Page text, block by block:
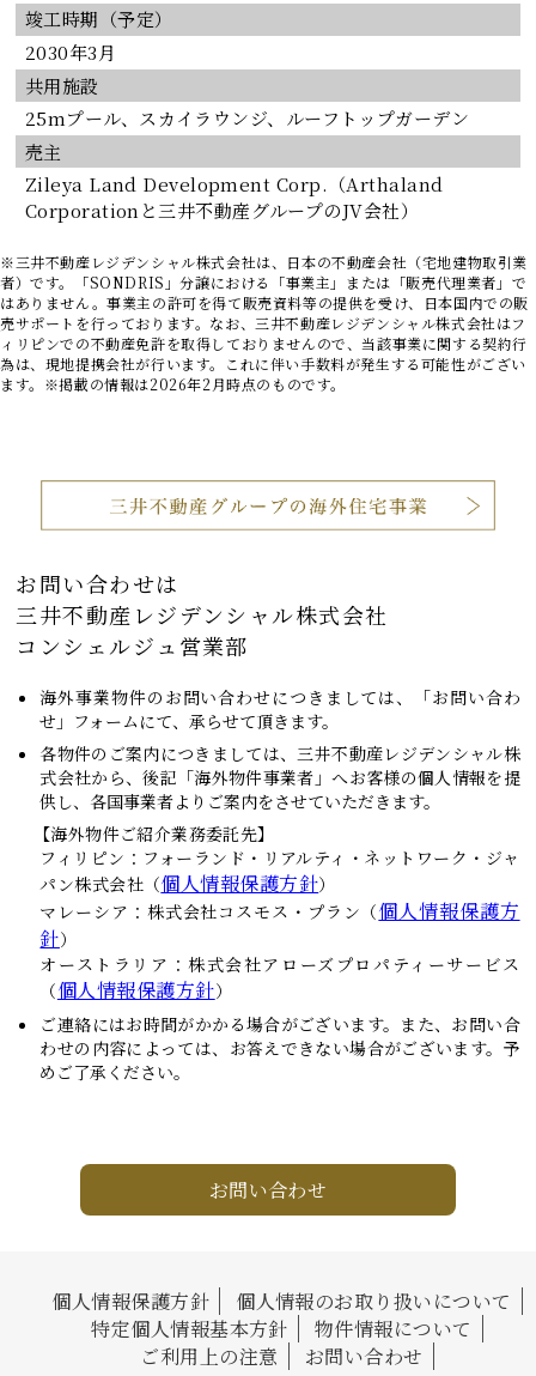
竣工時期（予定）
2030年3月
共用施設
25mプール、スカイラウンジ、ルーフトップガーデン
売主
Zileya Land Development Corp.（Arthaland
Corporationと三井不動産グループのJV会社）
※三井不動産レジデンシャル株式会社は、日本の不動産会社（宅地建物取引業
者）です。「SONDRIS」分譲における「事業主」または「販売代理業者」で
はありません。事業主の許可を得て販売資料等の提供を受け、日本国内での販
売サポートを行っております。なお、三井不動産レジデンシャル株式会社はフ
ィリピンでの不動産免許を取得しておりませんので、当該事業に関する契約行
為は、現地提携会社が行います。これに伴い手数料が発生する可能性がござい
ます。※掲載の情報は2026年2月時点のものです。
お問い合わせは
三井不動産レジデンシャル株式会社
コンシェルジュ営業部
海外事業物件のお問い合わせにつきましては、「お問い合わ
せ」フォームにて、承らせて頂きます。
各物件のご案内につきましては、三井不動産レジデンシャル株
式会社から、後記「海外物件事業者」へお客様の個人情報を提
供し、各国事業者よりご案内をさせていただきます。
【海外物件ご紹介業務委託先】
フィリピン：フォーランド・リアルティ・ネットワーク・ジャ
パン株式会社（個人情報保護方針）
マレーシア：株式会社コスモス・プラン（個人情報保護方
針）
オーストラリア：株式会社アローズプロパティーサービス
（個人情報保護方針）
ご連絡にはお時間がかかる場合がございます。また、お問い合
わせの内容によっては、お答えできない場合がございます。予
めご了承ください。
お問い合わせ
個人情報保護方針
個人情報のお取り扱いについて
特定個人情報基本方針
物件情報について
ご利用上の注意
お問い合わせ